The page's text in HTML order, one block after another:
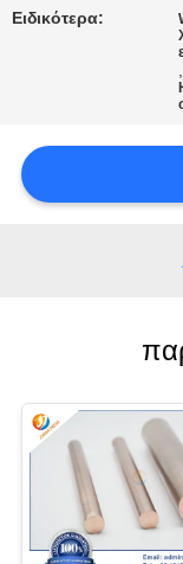
SITEMAP
Ειδικότερα:
,